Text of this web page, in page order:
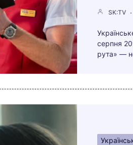
SK:TV
серпня
рута» —